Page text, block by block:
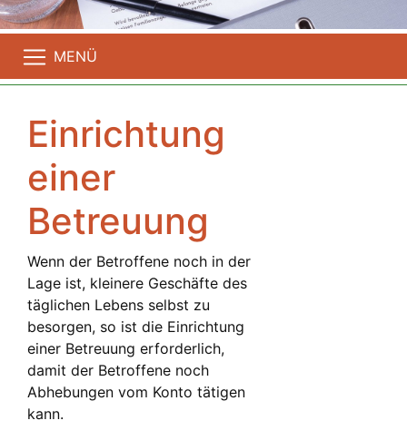
MENÜ
Einrichtung
einer
Betreuung
Wenn der Betroffene noch in der
Lage ist, kleinere Geschäfte des
täglichen Lebens selbst zu
besorgen, so ist die Einrichtung
einer Betreuung erforderlich,
damit der Betroffene noch
Abhebungen vom Konto tätigen
kann.